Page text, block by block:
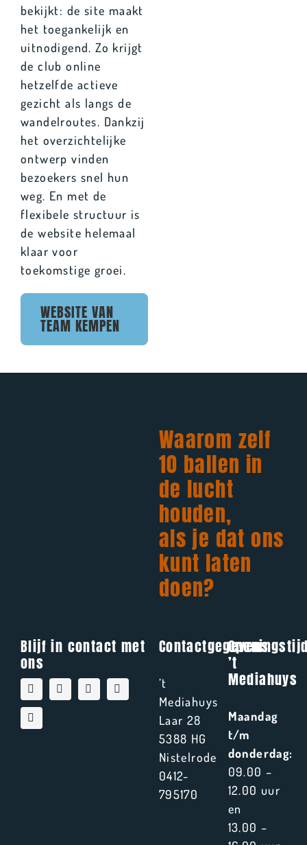
bekijkt: de site maakt
het toegankelijk en
uitnodigend. Zo krijgt
de club online
hetzelfde actieve
gezicht als langs de
wandelroutes. Dankzij
het overzichtelijke
ontwerp vinden
bezoekers snel hun
weg. En met de
flexibele structuur is
de website helemaal
klaar voor
toekomstige groei.
WEBSITE VAN
TEAM KEMPEN
Waarom zelf
10 ballen in
de lucht
houden,
als je dat ons
kunt laten
doen?
Blijf in contact met
ons
Contactgegevens
’t
Mediahuys
Laar 28
5388 HG
Nistelrode
0412-
795170
’t
Mediahuys
Maandag
t/m
donderdag:
09.00 –
12.00 uur
en
13.00 –